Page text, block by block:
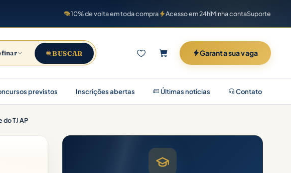
10% de volta em toda compra Acesso em 24hMinha contaSuporte
BUSCAR Garanta sua vaga
previstos Inscrições abertas Últimas notícias Contato
TJ AP